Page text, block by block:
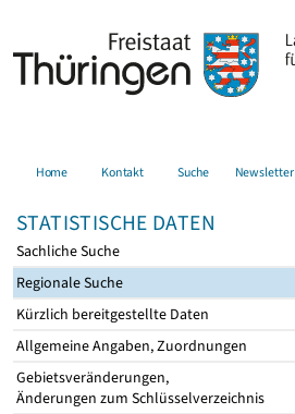
Home Kontakt Suche Newsletter
STATISTISCHE DATEN
Sachliche Suche
Regionale Suche
Kürzlich bereitgestellte Daten
Allgemeine Angaben, Zuordnungen
Gebietsveränderungen,
Änderungen zum Schlüsselverzeichnis